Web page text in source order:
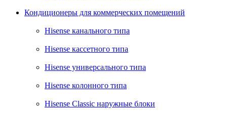
Кондиционеры для коммерческих помещений
Hisense канального типа
Hisense кассетного типа
Hisense универсального типа
Hisense колонного типа
Hisense Classic наружные блоки